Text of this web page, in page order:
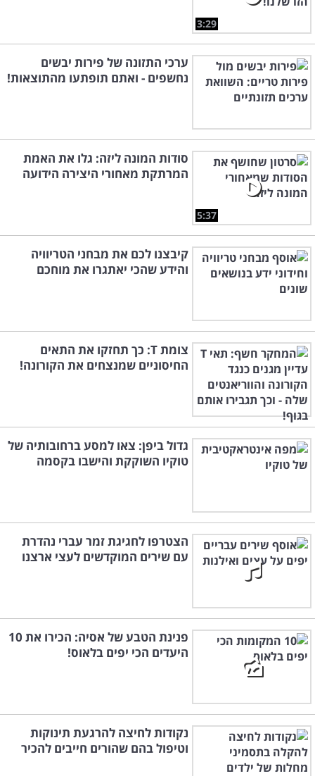
3:29
ערכי התזונה של פירות יבשים
נחשפים - ואתם תופתעו מהתוצאות!
5:37
סודות המונה ליזה: גלו את האמת
המרתקת מאחורי היצירה הידועה
קיבצנו לכם את מבחני הטריוויה
והידע שהכי יאתגרו את מוחכם
צומת T: כך תחזקו את התאים
החיסוניים שמנצחים את הקורונה!
גדול ביפן: צאו למסע ברחובותיה של
טוקיו השוקקת והישבו בקסמה
הצטרפו לחגיגת זמר עברי נהדרת
עם שירים המוקדשים לעצי ארצנו
פנינת הטבע של אסיה: הכירו את 10
היעדים הכי יפים בלאוס!
נקודות לחיצה להרגעת תינוקות
וטיפול בהם שהורים חייבים להכיר